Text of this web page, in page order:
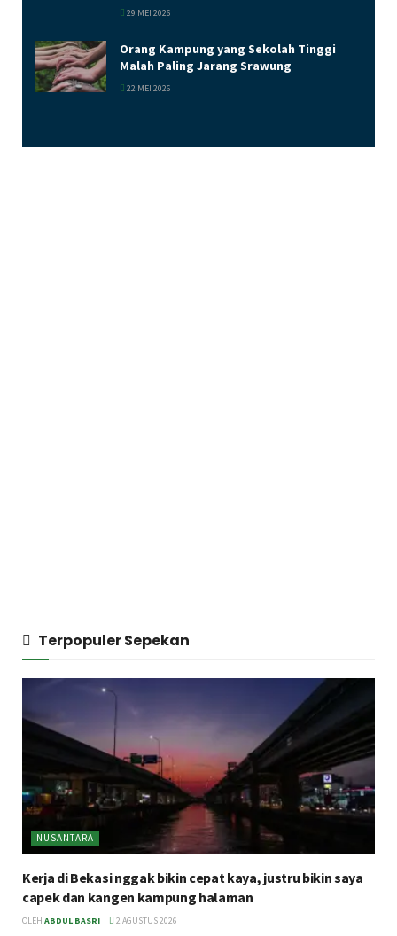
29 MEI 2026
Orang Kampung yang Sekolah Tinggi
Malah Paling Jarang Srawung
22 MEI 2026
Terpopuler Sepekan
NUSANTARA
Kerja di Bekasi nggak bikin cepat kaya, justru bikin saya
capek dan kangen kampung halaman
OLEH ABDUL BASRI 2 AGUSTUS 2026